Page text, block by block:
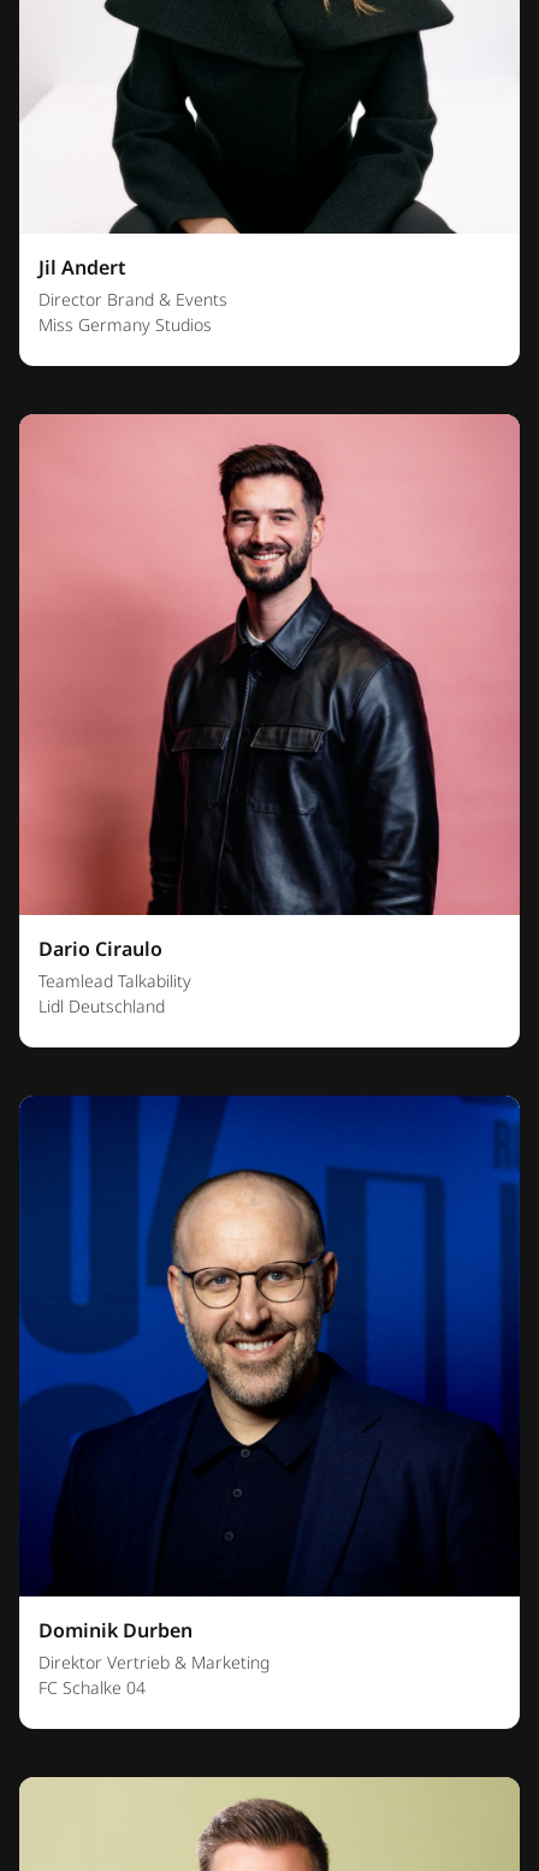
Jil Andert
Director Brand & Events
Miss Germany Studios
Dario Ciraulo
Teamlead Talkability
Lidl Deutschland
Dominik Durben
Direktor Vertrieb & Marketing
FC Schalke 04